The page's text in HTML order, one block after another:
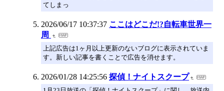
てしまっ
2026/06/17 10:37:37 ここはどこだ!?自転車世界一
周
上記広告は1ヶ月以上更新のないブログに表示されていま
す。新しい記事を書くことで広告を消せます。
2026/01/28 14:25:56 探偵！ナイトスクープ